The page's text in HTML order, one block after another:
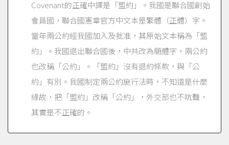
Covenant的正確中譯是「盟約」。我國是聯合國創始
會員國，聯合國憲章官方中文本是繁體（正體）字。
當年兩公約經我國加入及批准，其原始文本稱為「盟
約」。我國退出聯合國後，中共改為簡體字，兩公約
也改稱「公約」。「盟約」沒有退約條款，與「公
約」有別。我國制定兩公約施行法時，不知道是什麼
緣故，把「盟約」改稱「公約」，外交部也不吭聲，
其實是不正確的。